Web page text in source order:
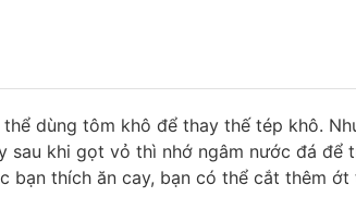
thể dùng tôm khô để thay thế tép khô.
sau khi gọt vỏ thì nhớ ngâm nước đá để
bạn thích ăn cay, bạn có thể cắt thêm ớt